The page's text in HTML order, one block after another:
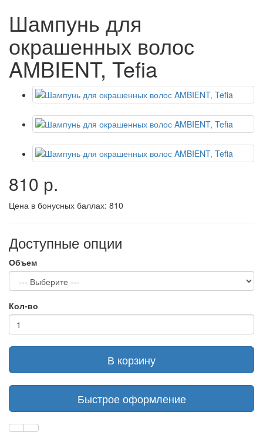
Шампунь для
окрашенных волос
AMBIENT, Tefia
810 р.
Цена в бонусных баллах: 810
Доступные опции
Объем
Кол-во
В корзину
Быстрое оформление